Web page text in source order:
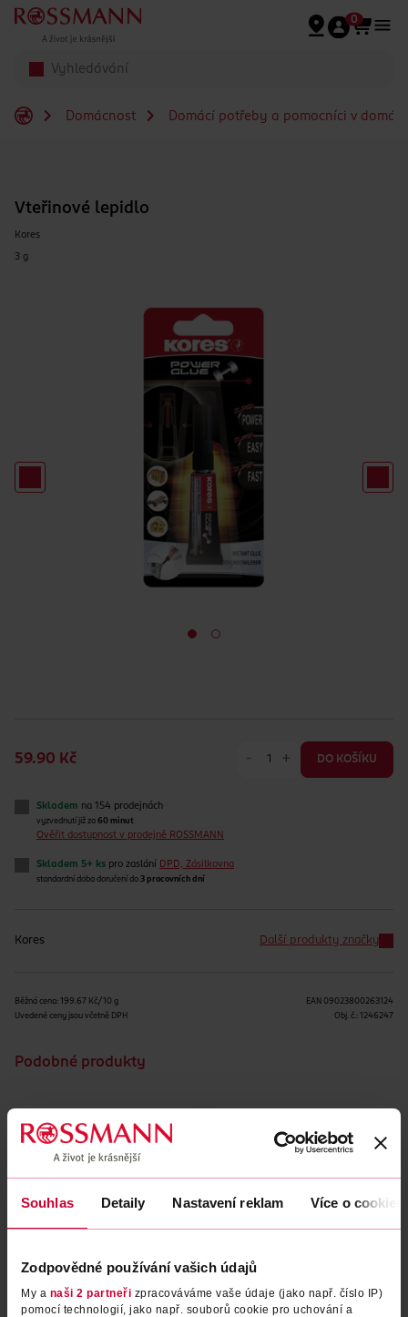
Souhlas Detaily Nastavení reklam Více o cookies
Zodpovědné používání vašich údajů
My a naši 2 partneři zpracováváme vaše údaje (jako např. číslo IP)
pomocí technologií, jako např. souborů cookie pro uchování a
Přeskočit na hlavmní obsah
0
Domácnost Domácí potřeby a pomocníci v
Vteřinové lepidlo
Kores
3 g
59.90 Kč - + DO KOŠÍKU
Skladem na 154 prodejnách
vyzvednutí již za 60 minut
Ověřit dostupnost v prodejně ROSSMANN
Skladem 5+ ks pro zaslání DPD, Zásilkovna
standardní doba doručení do 3 pracovních dní
Kores Další produkty značky
Běžná cena: 199.67 Kč/10 g
Uvedené ceny jsou včetně DPH
EAN 09023800263124
Obj. č.: 1246247
Podobné produkty
Vteřinové lepidlo
Univerzální sekundové lepidlo